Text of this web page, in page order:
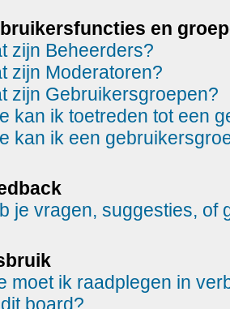
en
zijn Beheerders?
zijn Moderatoren?
zijn Gebruikersgroepen?
kan ik toetreden tot een
kan ik een
je vragen, suggesties, of
moet ik raadplegen in
board?